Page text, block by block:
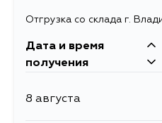
Отгрузка со склада г.
Дата и время
получения
8 августа